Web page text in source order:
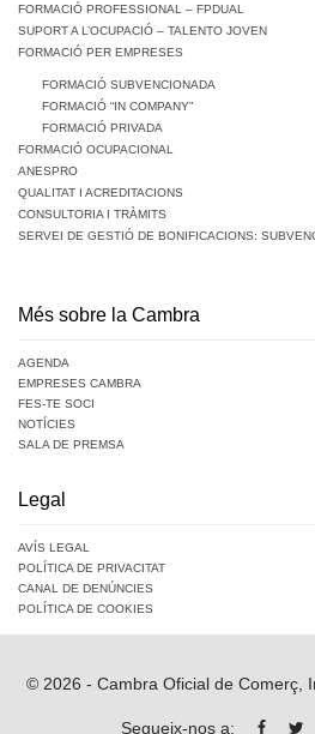
FORMACIÓ PROFESSIONAL – FPDUAL
SUPORT A L’OCUPACIÓ – TALENTO JOVEN
FORMACIÓ PER EMPRESES
FORMACIÓ SUBVENCIONADA
FORMACIÓ “IN COMPANY”
FORMACIÓ PRIVADA
FORMACIÓ OCUPACIONAL
ANESPRO
QUALITAT I ACREDITACIONS
CONSULTORIA I TRÀMITS
SERVEI DE GESTIÓ DE BONIFICACIONS:
Més sobre la Cambra
AGENDA
EMPRESES CAMBRA
FES-TE SOCI
NOTÍCIES
SALA DE PREMSA
Legal
AVÍS LEGAL
POLÍTICA DE PRIVACITAT
CANAL DE DENÚNCIES
POLÍTICA DE COOKIES
© 2026 - Cambra Oficial de Comerç,
Segueix-nos a: